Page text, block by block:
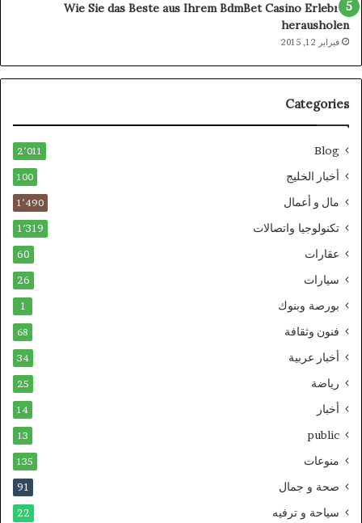
Wie Sie das Beste aus Ihrem BdmBet Casino Erlebnis
herausholen
فبراير 12, 2015
Categories
Blog 2٬011
أخبار الخليج 100
مال و أعمال 1٬490
تكنولوجيا واتصالات 1٬319
عقارات 60
سيارات 26
بورصة وبنوك 1
فنون وثقافة 68
أخبار عربية 34
رياضة 25
أخبار 14
public
13
منوعات 135
صحة و جمال 91
سياحة و ترفيه 22